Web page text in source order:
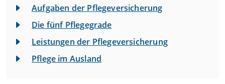
Aufgaben der Pflegeversicherung
Die fünf Pflegegrade
Leistungen der Pflegeversicherung
Pflege im Ausland